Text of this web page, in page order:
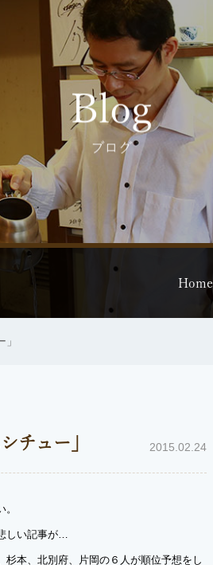
Blog
ブログ
Home
チュー」 2015.02.24
しい記事が…
本、北別府、片岡の６人が順位予想をし